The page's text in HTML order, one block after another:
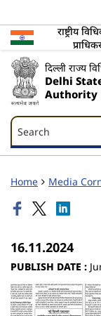
राष्ट्रीय
दिल्ली राज्य
Delhi
Authority
Search
Search
Home Media
16.11.2024
PUBLISH DATE :